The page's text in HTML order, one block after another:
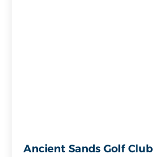
Ancient Sands Golf Club